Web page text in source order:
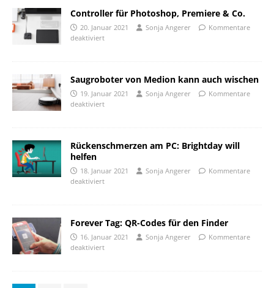
Controller für Photoshop, Premiere & Co.
20. Januar 2021 Sonja Angerer
Kommentare
deaktiviert
Saugroboter von Medion kann auch wischen
19. Januar 2021 Sonja Angerer
Kommentare
deaktiviert
Rückenschmerzen am PC: Brightday will
helfen
18. Januar 2021 Sonja Angerer
Kommentare
deaktiviert
Forever Tag: QR-Codes für den Finder
16. Januar 2021 Sonja Angerer
Kommentare
deaktiviert